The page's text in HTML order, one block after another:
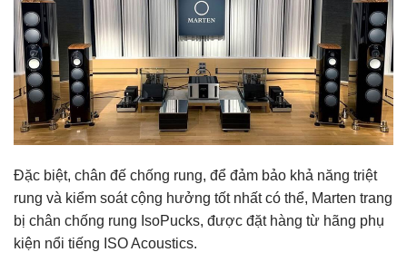
Đặc biệt, chân đế chống rung, để đảm bảo khả năng triệt
rung và kiểm soát cộng hưởng tốt nhất có thể, Marten trang
bị chân chống rung IsoPucks, được đặt hàng từ hãng phụ
kiện nổi tiếng ISO Acoustics.